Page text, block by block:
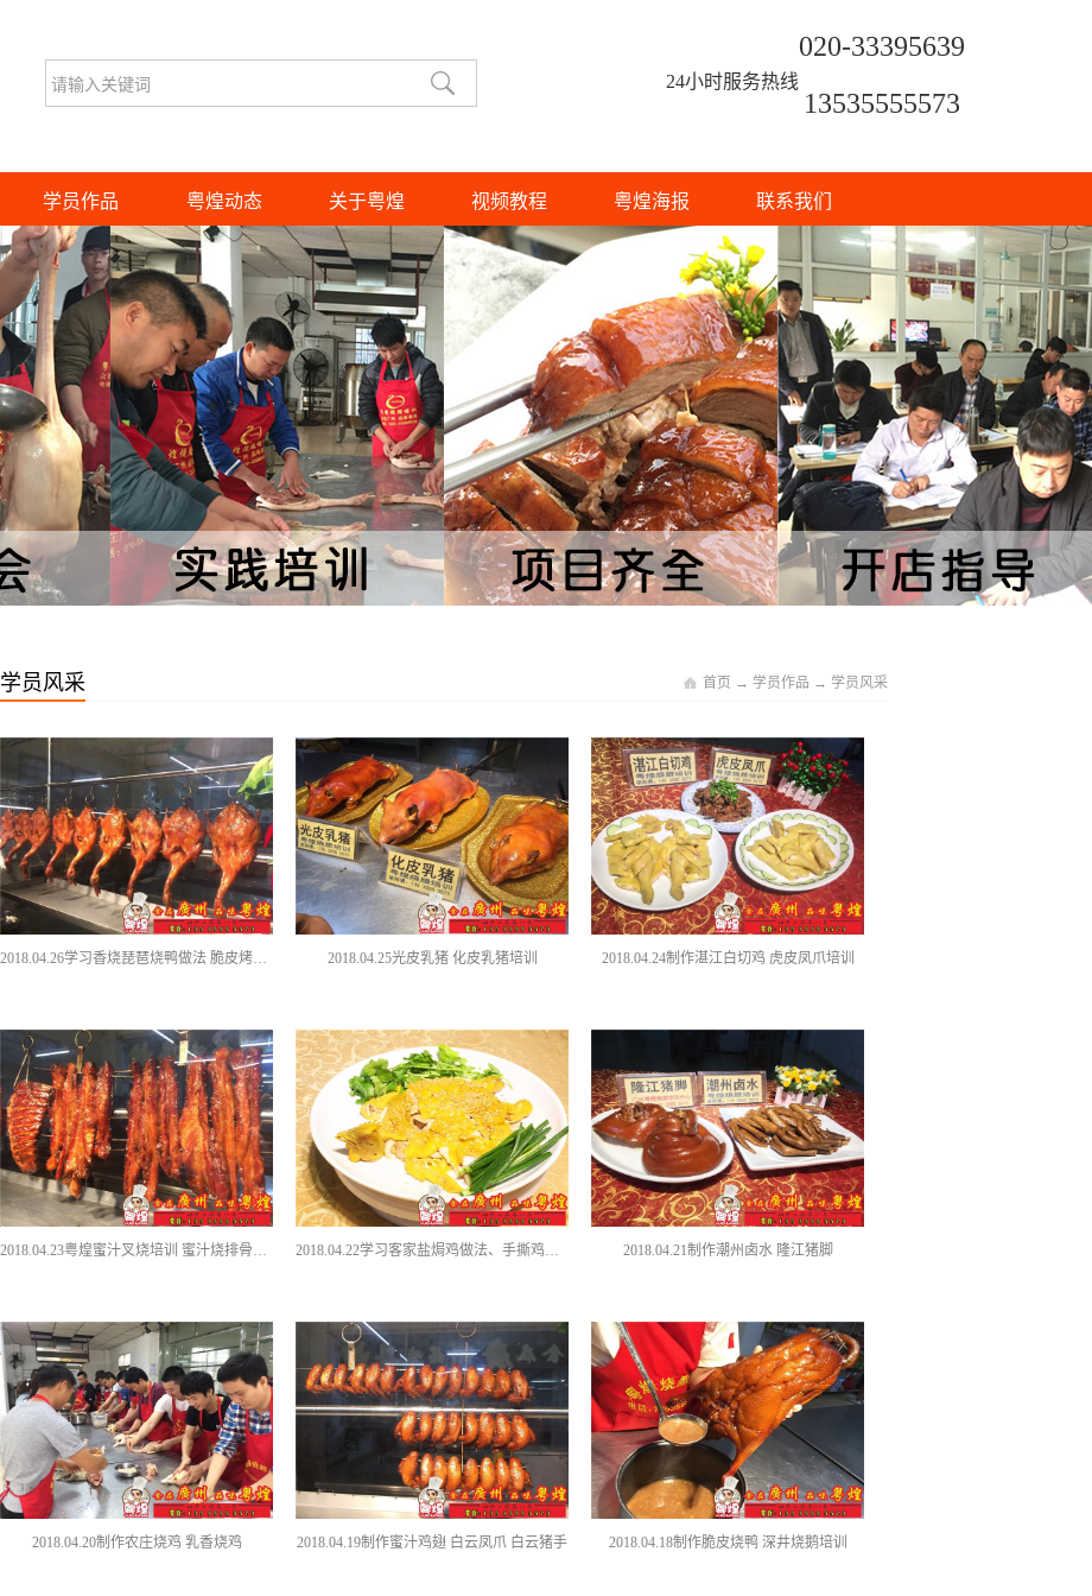
24小时服务热线
020-33395639
13535555573
学员作品 粤煌动态 关于粤煌 视频教程 粤煌海报 联系我们
学员风采 首页 → 学员作品 → 学员风采
2018.04.26学习香烧琵琶烧鸭做法 脆皮烤鸭培训 2018.04.25光皮乳猪 化皮乳猪培训 2018.04.24制作湛江白切鸡 虎皮凤爪培训
2018.04.23粤煌蜜汁叉烧培训 蜜汁烧排骨的做法 2018.04.22学习客家盐焗鸡做法、手撕鸡制作、盐焗凤爪培训 2018.04.21制作潮州卤水 隆江猪脚
2018.04.20制作农庄烧鸡 乳香烧鸡 2018.04.19制作蜜汁鸡翅 白云凤爪 白云猪手 2018.04.18制作脆皮烧鸭 深井烧鹅培训